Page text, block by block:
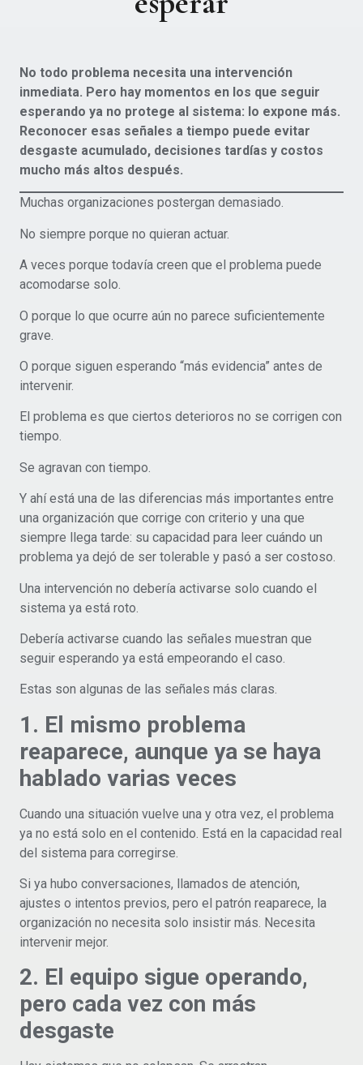
No todo problema necesita una intervención
inmediata. Pero hay momentos en los que seguir
esperando ya no protege al sistema: lo expone más.
Reconocer esas señales a tiempo puede evitar
desgaste acumulado, decisiones tardías y costos
mucho más altos después.
Muchas organizaciones postergan demasiado.
No siempre porque no quieran actuar.
A veces porque todavía creen que el problema puede
acomodarse solo.
O porque lo que ocurre aún no parece suficientemente
grave.
O porque siguen esperando “más evidencia” antes de
intervenir.
El problema es que ciertos deterioros no se corrigen con
tiempo.
Se agravan con tiempo.
Y ahí está una de las diferencias más importantes entre
una organización que corrige con criterio y una que
siempre llega tarde: su capacidad para leer cuándo un
problema ya dejó de ser tolerable y pasó a ser costoso.
Una intervención no debería activarse solo cuando el
sistema ya está roto.
Debería activarse cuando las señales muestran que
seguir esperando ya está empeorando el caso.
Estas son algunas de las señales más claras.
1. El mismo problema
reaparece, aunque ya se haya
hablado varias veces
Cuando una situación vuelve una y otra vez, el problema
ya no está solo en el contenido. Está en la capacidad real
del sistema para corregirse.
Si ya hubo conversaciones, llamados de atención,
ajustes o intentos previos, pero el patrón reaparece, la
organización no necesita solo insistir más. Necesita
intervenir mejor.
2. El equipo sigue operando,
pero cada vez con más
desgaste